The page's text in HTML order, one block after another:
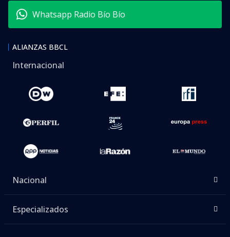
Whatsapp Radio Bío Bío
ALIANZAS BBCL
Internacional
Nacional
Especializados